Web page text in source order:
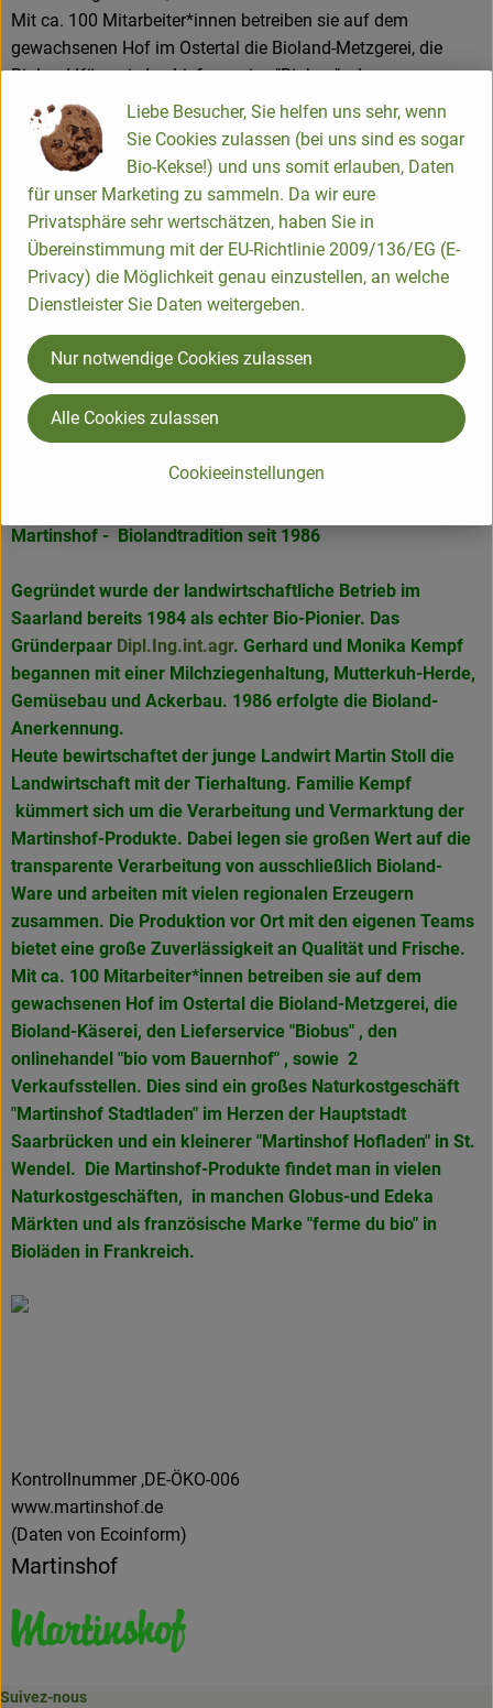
Mit ca. 100 Mitarbeiter*innen betreiben sie auf dem
gewachsenen Hof im Ostertal die Bioland-Metzgerei, die
Bioland-Käserei, den Lieferservice "Biobus" , den
onlinehandel "bio vom Bauernhof" , sowie 2 Verkaufsstellen.
Dies sind ein großes Naturkostgeschäft "Martinshof
Stadtladen" im Herzen der Hauptstadt Saarbrücken und ein
kleinerer "Martinshof Hofladen" in St. Wendel. Die
Martinshof-Produkte findet man in vielen
Naturkostgeschäften, in manchen Globus-und Edeka
Märkten und als französische Marke "ferme du bio" in
Bioläden in Frankreich.
Bioagrar Ostertal Stoll & Kempf GmbH
Martinshof - Biolandtradition seit 1986
Gegründet wurde der landwirtschaftliche Betrieb im
Saarland bereits 1984 als echter Bio-Pionier. Das
Gründerpaar Dipl.Ing.int.agr. Gerhard und Monika Kempf
begannen mit einer Milchziegenhaltung, Mutterkuh-Herde,
Gemüsebau und Ackerbau. 1986 erfolgte die Bioland-
Anerkennung.
Heute bewirtschaftet der junge Landwirt Martin Stoll die
Landwirtschaft mit der Tierhaltung. Familie Kempf
kümmert sich um die Verarbeitung und Vermarktung der
Martinshof-Produkte. Dabei legen sie großen Wert auf die
transparente Verarbeitung von ausschließlich Bioland-
Ware und arbeiten mit vielen regionalen Erzeugern
zusammen. Die Produktion vor Ort mit den eigenen Teams
bietet eine große Zuverlässigkeit an Qualität und Frische.
Mit ca. 100 Mitarbeiter*innen betreiben sie auf dem
gewachsenen Hof im Ostertal die Bioland-Metzgerei, die
Bioland-Käserei, den Lieferservice "Biobus" , den
onlinehandel "bio vom Bauernhof" , sowie 2
Verkaufsstellen. Dies sind ein großes Naturkostgeschäft
"Martinshof Stadtladen" im Herzen der Hauptstadt
Saarbrücken und ein kleinerer "Martinshof Hofladen" in St.
Wendel. Die Martinshof-Produkte findet man in vielen
Naturkostgeschäften, in manchen Globus-und Edeka
Märkten und als französische Marke "ferme du bio" in
Bioläden in Frankreich.
Kontrollnummer ,DE-ÖKO-006
www.martinshof.de
(Daten von Ecoinform)
Martinshof
Suivez-nous
Liebe Besucher, Sie helfen uns sehr, wenn
Sie Cookies zulassen (bei uns sind es sogar
Bio-Kekse!) und uns somit erlauben, Daten
für unser Marketing zu sammeln. Da wir eure
Privatsphäre sehr wertschätzen, haben Sie in
Übereinstimmung mit der EU-Richtlinie 2009/136/EG (E-
Privacy) die Möglichkeit genau einzustellen, an welche
Dienstleister Sie Daten weitergeben.
Cookieeinstellungen
Nur notwendige Cookies zulassen
Alle Cookies zulassen